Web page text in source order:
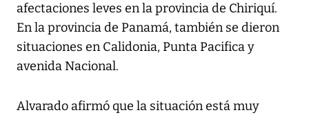
afectaciones leves en la provincia de Chiriquí.
En la provincia de Panamá, también se dieron
situaciones en Calidonia, Punta Pacifica y
avenida Nacional.
Alvarado afirmó que la situación está muy